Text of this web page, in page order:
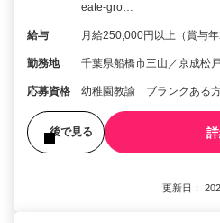
eate-gro…
給与 月給250,000円以上（賞与年
勤務地 千葉県船橋市三山／京成松
応募資格 幼稚園教諭 ブランクある
後で見る
更新日：